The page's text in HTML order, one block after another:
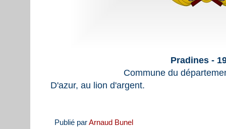
Pradines -
Commune du
D'azur, au lion d'argent.
Publié parArnaud Bunel